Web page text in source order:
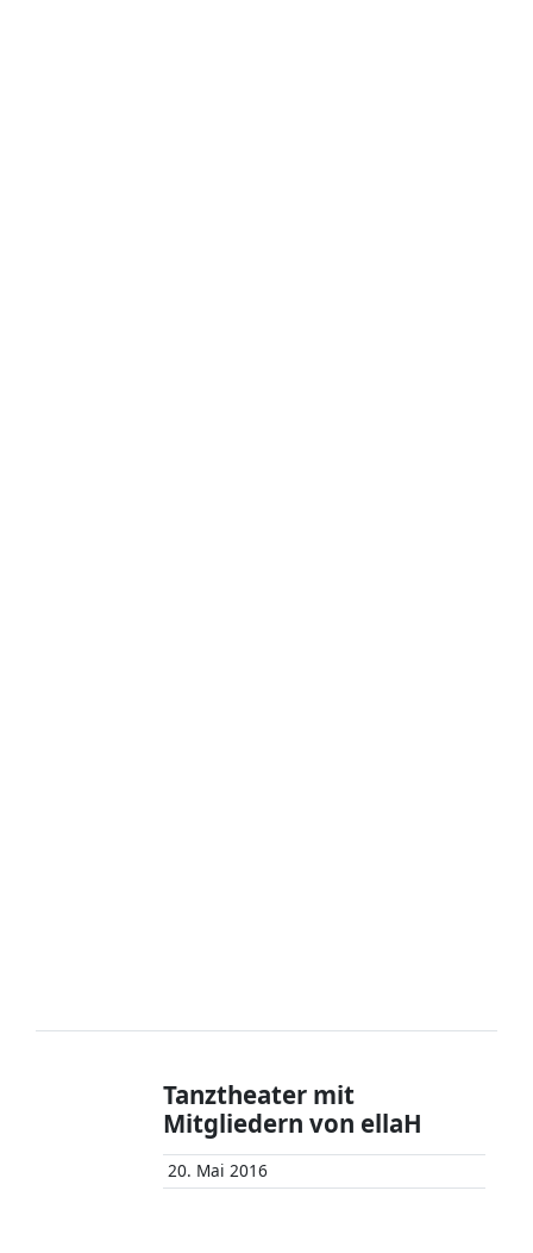
Tanztheater mit
Mitgliedern von ellaH
20. Mai 2016